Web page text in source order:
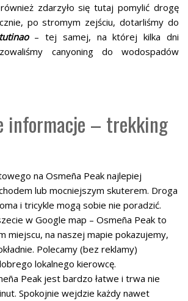
zdarzyło się tutaj pomylić drogę
po stromym zejściu, dotarliśmy do
– tej samej, na której kilka dni
canyoning do wodospadów
informacje – trekking
na Osmeña Peak najlepiej
lub mocniejszym skuterem. Droga
i tricykle mogą sobie nie poradzić.
w Google map – Osmeña Peak to
miejscu, na naszej mapie pokazujemy,
Polecamy (bez reklamy)
lokalnego kierowcę.
Peak jest bardzo łatwe i trwa nie
Spokojnie wejdzie każdy nawet